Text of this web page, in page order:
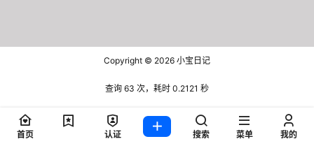
Copyright © 2026 小宝日记
查询 63 次，耗时 0.2121 秒
首页 认证 搜索 菜单 我的